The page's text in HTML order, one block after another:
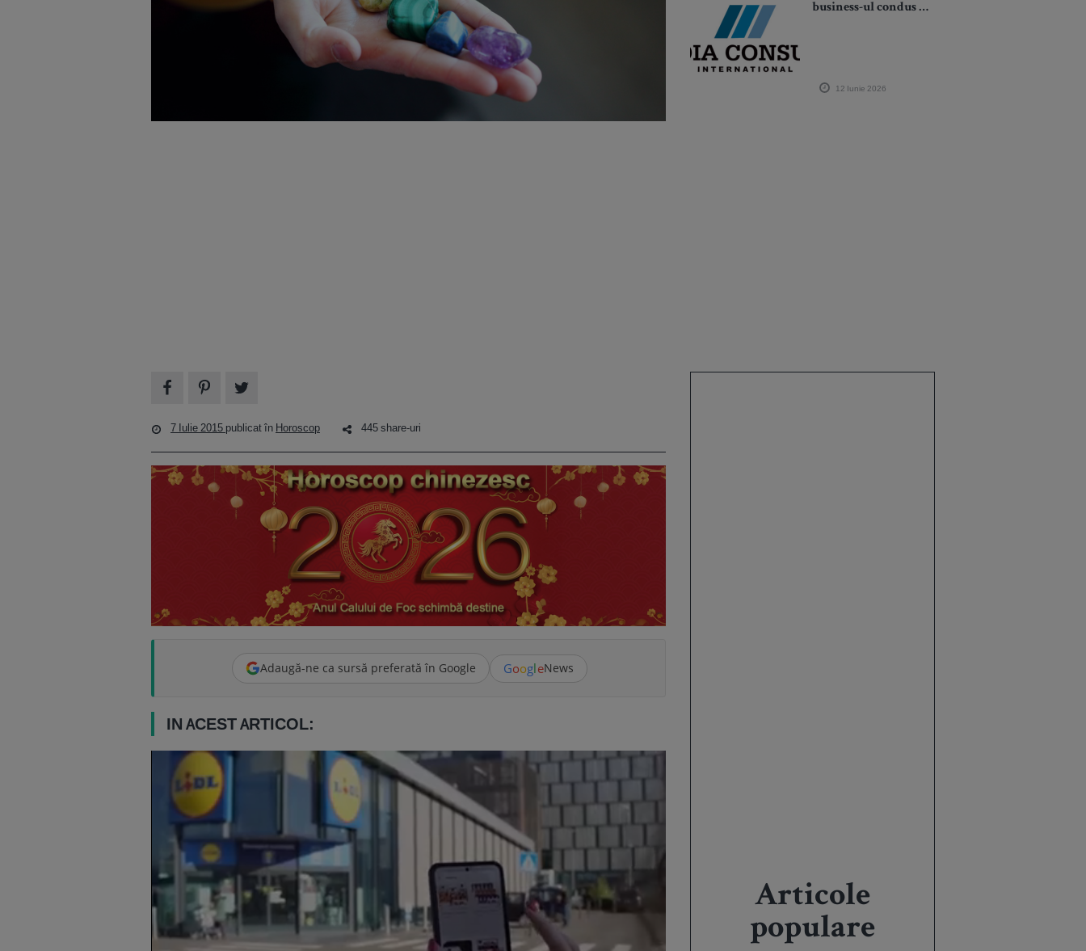
business-ul condus de
geografic
12 Iunie 2026
7 Iulie 2015 publicat în Horoscop 445 share-uri
Adaugă-ne ca sursă preferată în Google GoogleNews
IN ACEST ARTICOL:
Articole
populare